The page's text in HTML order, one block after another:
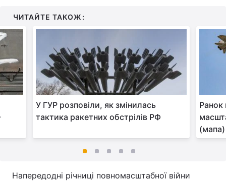
ЧИТАЙТЕ ТАКОЖ:
У ГУР розповіли, як змінилась
тактика ракетних обстрілів РФ
Ранок
(мапа)
Напередодні річниці повномасштабної війни